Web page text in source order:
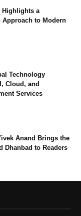
Highlights a
Approach to Modern
Technology
Cloud, and
Services
Anand Brings the
Dhanbad to Readers